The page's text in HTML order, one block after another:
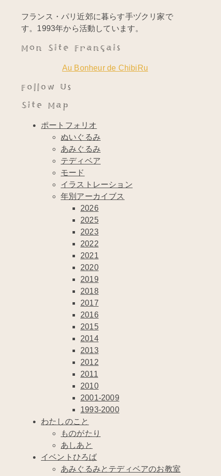
フランス・パリ近郊に暮らす手ヅクリ家で
す。1993年から活動しています。
Mon Site Français
Au Bonheur de ChibiRu
Follow Us
Site Map
ポートフォリオ
ぬいぐるみ
あみぐるみ
テディベア
モード
イラストレーション
年別アーカイブス
2026
2025
2023
2022
2021
2020
2019
2018
2017
2016
2015
2014
2013
2012
2011
2010
2001-2009
1993-2000
わたしのこと
ものがたり
あしあと
イベントひろば
あみぐるみとテディベアのお教室